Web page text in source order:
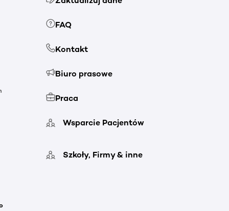
FAQ
Kontakt
Biuro prasowe
Praca
Wsparcie Pacjentów
Szkoły, Firmy & inne